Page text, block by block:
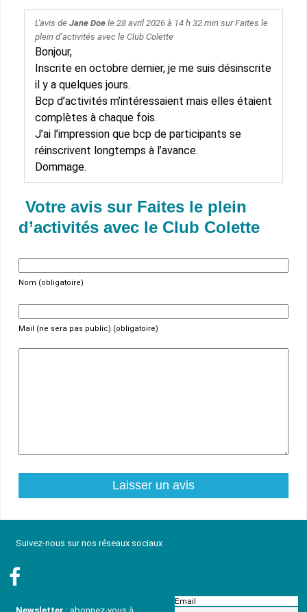
L'avis de Jane Doele 28 avril 2026à 14 h 32 min surFaites le
plein d’activités avec le Club Colette
Bonjour,
Inscrite en octobre dernier, je me suis désinscrite
il y a quelques jours.
Bcp d’activités m’intéressaient mais elles étaient
complètes à chaque fois.
J’ai l’impression que bcp de participants se
réinscrivent longtemps à l’avance.
Dommage.
Votre avis sur Faites le plein
d’activités avec le Club Colette
Nom (obligatoire)
Mail (ne sera pas public) (obligatoire)
Suivez-nous sur nos réseaux sociaux
Email